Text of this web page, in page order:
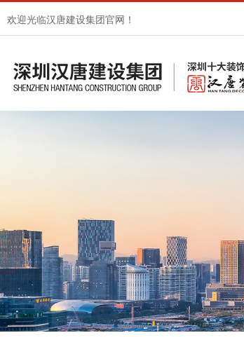
欢迎光临汉唐建设集团官网！